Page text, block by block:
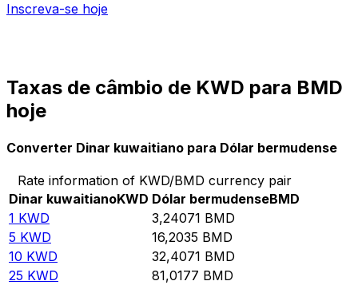
Inscreva-se hoje
Taxas de câmbio de KWD para BMD
hoje
Converter Dinar kuwaitiano para Dólar bermudense
Rate information of KWD/BMD currency pair
Dinar kuwaitianoKWD Dólar bermudenseBMD
1 KWD 3,24071 BMD
5 KWD 16,2035 BMD
10 KWD 32,4071 BMD
25 KWD 81,0177 BMD